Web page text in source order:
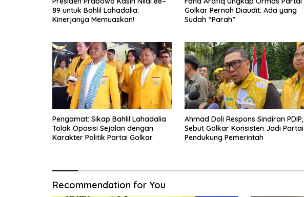
89 untuk Bahlil Lahadalia:
Kinerjanya Memuaskan!
Golkar Pernah Diaudit: Ada yang
Sudah “Parah”
Pengamat: Sikap Bahlil Lahadalia
Tolak Oposisi Sejalan dengan
Karakter Politik Partai Golkar
Ahmad Doli Respons Sindiran PDIP,
Sebut Golkar Konsisten Jadi Partai
Pendukung Pemerintah
Recommendation for You